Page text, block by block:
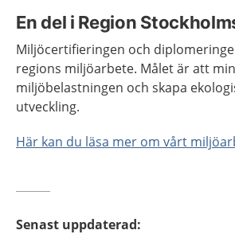
En del i Region
Miljöcertifieringen och
regions miljöarbete. Målet är att
miljöbelastningen och skapa
utveckling.
Här kan du läsa mer om vårt
Senast uppdaterad: